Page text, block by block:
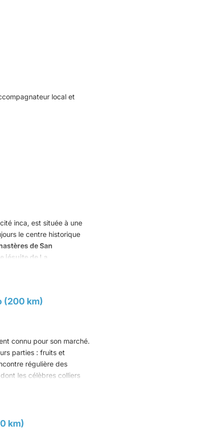
local et
inca, est située à une
le centre historique
de San
jésuite de La
découvrir son
par la colline
efforts de ses habitants a
(200 km)
connu pour son marché.
parties : fruits et
régulière des
les célèbres colliers
pour prendre l'esprit du
et font la fête avant de le
km)